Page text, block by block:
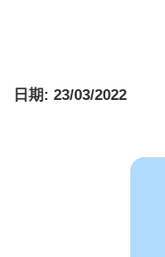
日期: 23/03/2022